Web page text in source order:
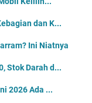
dan K...
Ini Niatnya
Stok Darah d...
2026 Ada ...